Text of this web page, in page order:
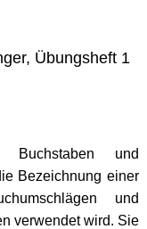
Übungsheft 1
Buchstaben und
Bezeichnung einer
und
verwendet wird. Sie